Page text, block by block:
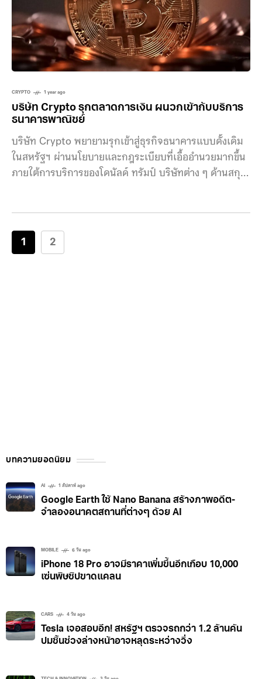
งานภาครัฐ เพื่อศึกษาความเป็นไปได้ของนวัตกรรมการ
ชำระเงินรูปแบบใหม่ โดยจะเปิดรับผู้ที่สนใจเข้าร่วมทดลอง
จำนวนจำกัดเพียง 3,000
CRYPTO 1 year ago
บริษัท Crypto รุกตลาดการเงิน ผนวกเข้ากับบริการ
ธนาคารพาณิชย์
บริษัท Crypto พยายามรุกเข้าสู่ธุรกิจธนาคารแบบดั้งเดิม
ในสหรัฐฯ ผ่านนโยบายและกฎระเบียบที่เอื้ออำนวยมากขึ้น
ภายใต้การบริการของโดนัลด์ ทรัมป์ บริษัทต่าง ๆ ด้านสกุล
(National Trust Bank) เพื่อขออนุญาตให้นำเสนอบริการ
บางประเภทแบบเดียวกับธนาคารพาณิชย์ หนึ่งในนั้นคือ
1 2
บทความยอดนิยม
AI 1 สัปดาห์ ago
Google Earth ใช้ Nano Banana สร้างภาพอดีต-
จำลองอนาคตสถานที่ต่างๆ ด้วย AI
MOBILE 6 วัน ago
iPhone 18 Pro อาจมีราคาเพิ่มขึ้นอีกเกือบ 10,000
เซ่นพิษชิปขาดแคลน
CARS 4 วัน ago
Tesla เจอสอบอีก! สหรัฐฯ ตรวจรถกว่า 1.2 ล้านคัน
ปมชิ้นช่วงล่างหน้าอาจหลุดระหว่างวิ่ง